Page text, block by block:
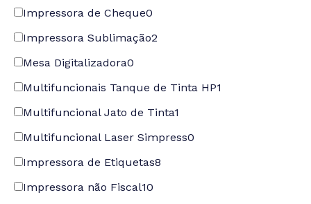
Impressora de Cheque0
Impressora Sublimação2
Mesa Digitalizadora0
Multifuncionais Tanque de Tinta HP1
Multifuncional Jato de Tinta1
Multifuncional Laser Simpress0
Impressora de Etiquetas8
Impressora não Fiscal10